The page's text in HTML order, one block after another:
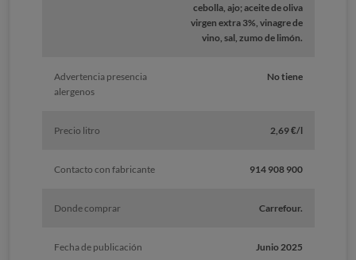
cebolla, ajo; aceite de oliva
virgen extra 3%, vinagre de
vino, sal, zumo de limón.
Advertencia presencia
alergenos
No tiene
Precio litro 2,69 €/l
Contacto con fabricante 914 908 900
Donde comprar Carrefour.
Fecha de publicación Junio 2025